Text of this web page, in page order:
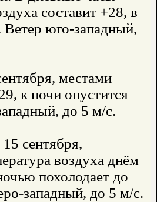
составит +28, в
юго-западный,
местами
к ночи опустится
до 5 м/с.
сентября,
воздуха днём
похолодает до
западный, до 5 м/с.